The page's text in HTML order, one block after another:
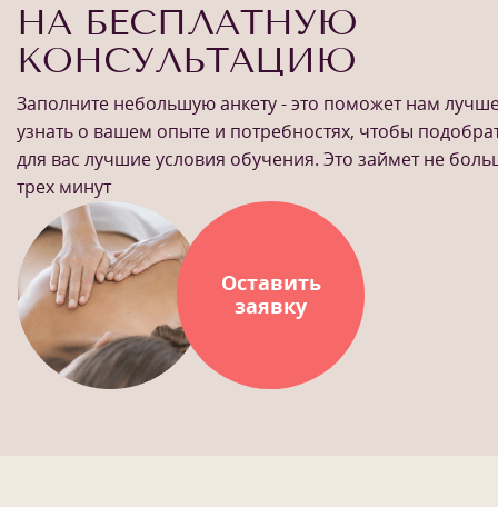
НА БЕСПЛАТНУЮ
КОНСУЛЬТАЦИЮ
Заполните небольшую анкету - это поможет нам
узнать о вашем опыте и потребностях, чтобы
для вас лучшие условия обучения. Это займет не
трех минут
Оставить
заявку